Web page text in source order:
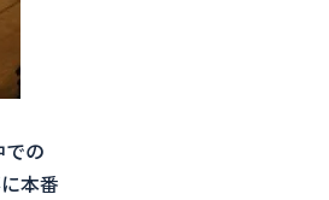
の
本番